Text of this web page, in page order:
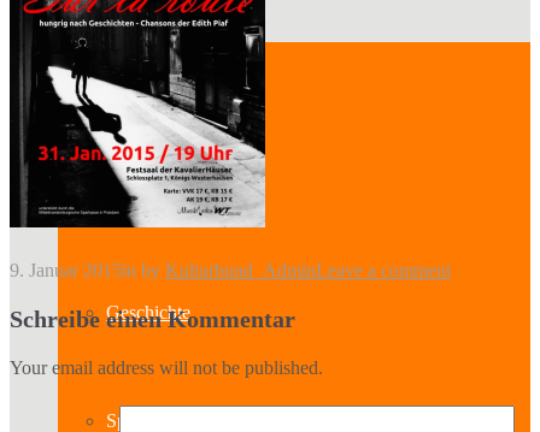
Kontakt
Über uns
Geschichte
Sparten
9. Januar 2015in by Kulturbund_AdminLeave a comment
Schreibe einen Kommentar
Your email address will not be published.